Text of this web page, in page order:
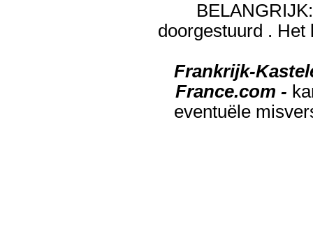
doorgestuurd . Het
Frankrijk-
France.com -
eventuële